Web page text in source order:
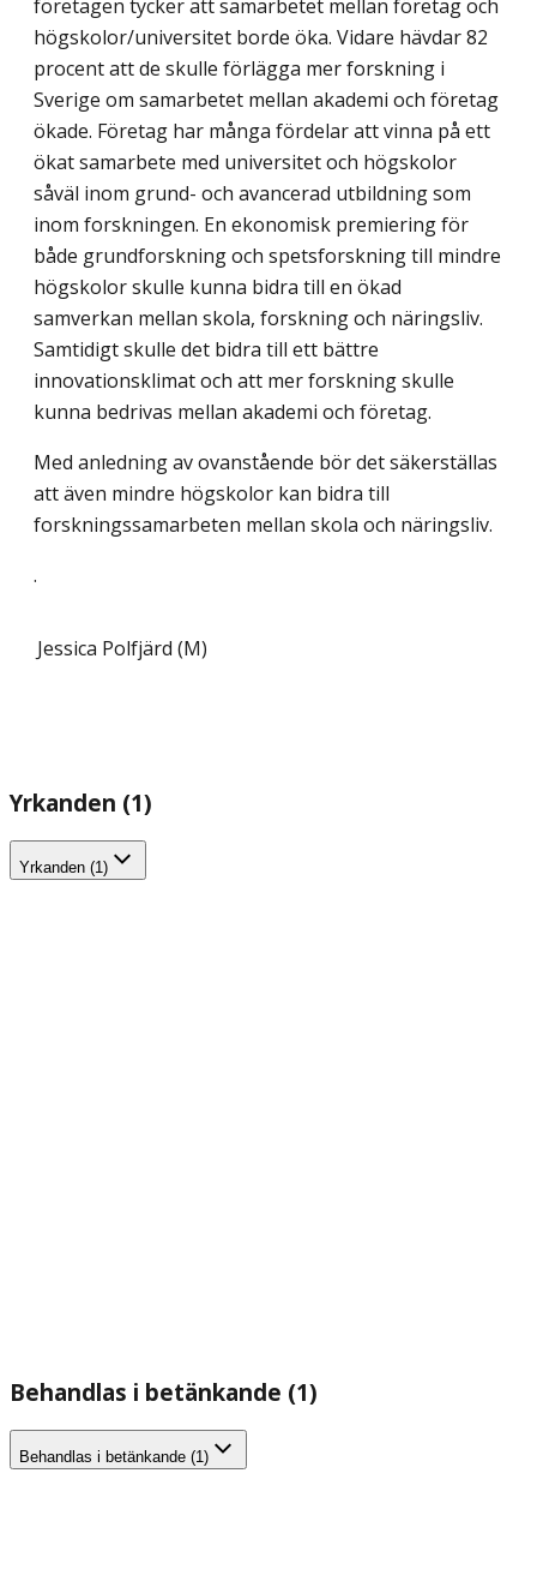
företagen tycker att samarbetet mellan företag och
högskolor/universitet borde öka. Vidare hävdar 82
procent att de skulle förlägga mer forskning i
Sverige om samarbetet mellan akademi och företag
ökade. Företag har många fördelar att vinna på ett
ökat samarbete med universitet och högskolor
såväl inom grund- och avancerad utbildning som
inom forskningen. En ekonomisk premiering för
både grundforskning och spetsforskning till mindre
högskolor skulle kunna bidra till en ökad
samverkan mellan skola, forskning och näringsliv.
Samtidigt skulle det bidra till ett bättre
innovationsklimat och att mer forskning skulle
kunna bedrivas mellan akademi och företag.
Med anledning av ovanstående bör det säkerställas
att även mindre högskolor kan bidra till
forskningssamarbeten mellan skola och näringsliv.
.
Jessica Polfjärd (M)
Yrkanden (1)
Yrkanden (1)
Behandlas i betänkande (1)
Behandlas i betänkande (1)